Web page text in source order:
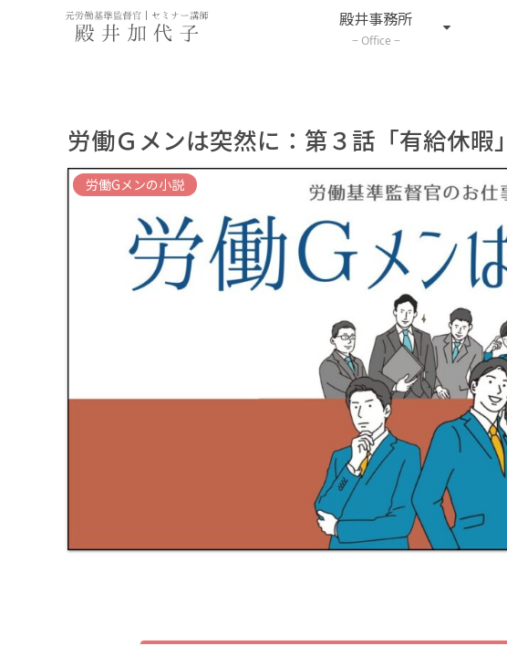
殿井事務所
Office
労働Ｇメンは突然に：第３話「有給休暇」
労働Gメンの小説